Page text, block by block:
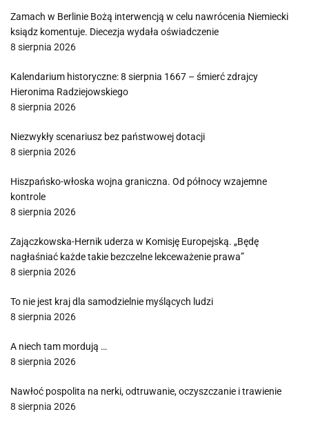
Zamach w Berlinie Bożą interwencją w celu nawrócenia Niemiecki
ksiądz komentuje. Diecezja wydała oświadczenie
8 sierpnia 2026
Kalendarium historyczne: 8 sierpnia 1667 – śmierć zdrajcy
Hieronima Radziejowskiego
8 sierpnia 2026
Niezwykły scenariusz bez państwowej dotacji
8 sierpnia 2026
Hiszpańsko-włoska wojna graniczna. Od północy wzajemne
kontrole
8 sierpnia 2026
Zajączkowska-Hernik uderza w Komisję Europejską. „Będę
nagłaśniać każde takie bezczelne lekceważenie prawa”
8 sierpnia 2026
To nie jest kraj dla samodzielnie myślących ludzi
8 sierpnia 2026
A niech tam mordują …
8 sierpnia 2026
Nawłoć pospolita na nerki, odtruwanie, oczyszczanie i trawienie
8 sierpnia 2026